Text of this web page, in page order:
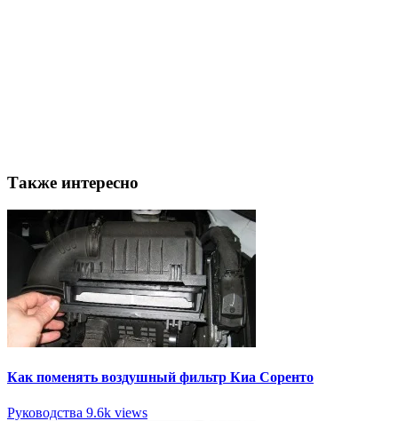
Также интересно
Как поменять воздушный фильтр Киа Соренто
Руководства 9.6k views